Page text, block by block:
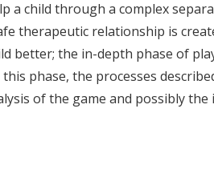
a child through a complex
therapeutic relationship is
better; the in-depth phase of
phase, the processes
of the game and possibly